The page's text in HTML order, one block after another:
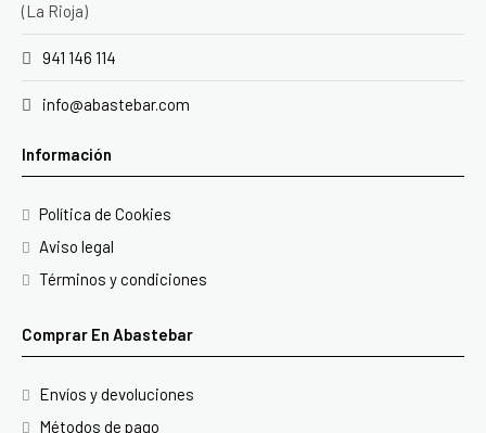
(La Rioja)
941 146 114
info@abastebar.com
Información
Política de Cookies
Aviso legal
Términos y condiciones
Comprar En Abastebar
Envíos y devoluciones
Métodos de pago